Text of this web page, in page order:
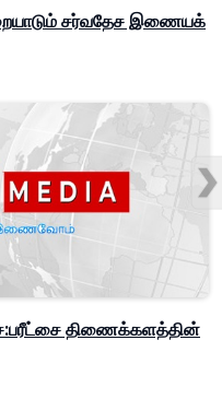
சர்வதேச இணையக்
திணைக்களத்தின்